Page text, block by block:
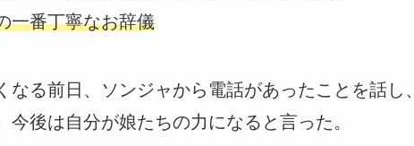
一番丁寧なお辞儀
なる前日、ソンジャから電話があったことを話し、
今後は自分が娘たちの力になると言った。